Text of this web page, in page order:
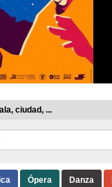
ciudad, ...
Ópera Danza